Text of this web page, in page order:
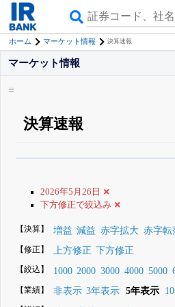
ホーム マーケット情報 決算速報
マーケット情報
決算速報
登録すると永久30%OFFと米株
2026年5月26日
下方修正で絞込み
【決算】 増益 減益 赤字拡大 赤字転
【修正】 上方修正 下方修正
【絞込】 1000 2000 3000 4000 5000
【業績】 非表示 3年表示 5年表示